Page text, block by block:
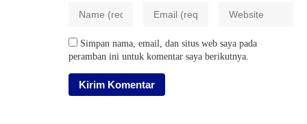
Simpan nama, email, dan situs web saya pada
peramban ini untuk komentar saya berikutnya.